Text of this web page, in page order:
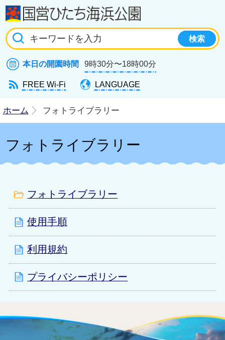
本日の開園時間 9時30分〜18時00分
FREE Wi-Fi LANGUAGE
ホーム フォトライブラリー
フォトライブラリー
フォトライブラリー
使用手順
利用規約
プライバシーポリシー